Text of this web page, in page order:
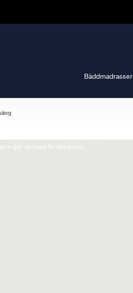
gör skillnad för din sömn.
Bäddmadrasser